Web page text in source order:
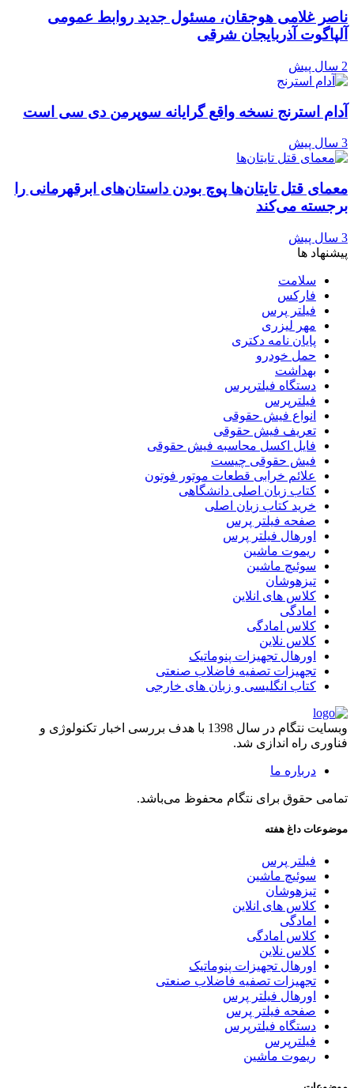
ناصر غلامی هوجقان، مسئول جدید روابط عمومی
آلپاگوت آذربایجان شرقی
2 سال پیش
آدام استرنج نسخه واقع گرایانه سوپرمن دی سی است
3 سال پیش
معمای قتل تایتان‌ها پوچ بودن داستان‌های ابرقهرمانی را
برجسته می‌کند
3 سال پیش
پیشنهاد ها
سلامت
فارکس
فیلتر پرس
مهر لیزری
پایان نامه دکتری
حمل خودرو
بهداشت
دستگاه فیلترپرس
فیلترپرس
انواع فیش حقوقی
تعریف فیش حقوقی
فایل اکسل محاسبه فیش حقوقی
فیش حقوقی چیست
علائم خرابی قطعات موتور فوتون
کتاب زبان اصلی دانشگاهی
خرید کتاب زبان اصلی
صفحه فیلتر پرس
اورهال فیلتر پرس
ریموت ماشین
سوئیچ ماشین
تیزهوشان
کلاس های انلاین
امادگی
کلاس امادگی
کلاس نلاین
اورهال تجهیزات پنوماتیک
تجهیزات تصفیه فاضلاب صنعتی
کتاب انگلیسی و زبان های خارجی
وبسایت نتگام در سال 1398 با هدف بررسی اخبار تکنولوژی و
فناوری راه اندازی شد.
درباره ما
تمامی حقوق برای نتگام محفوظ می‌باشد.
موضوعات داغ هفته
فیلتر پرس
سوئیچ ماشین
تیزهوشان
کلاس های انلاین
امادگی
کلاس امادگی
کلاس نلاین
اورهال تجهیزات پنوماتیک
تجهیزات تصفیه فاضلاب صنعتی
اورهال فیلتر پرس
صفحه فیلتر پرس
دستگاه فیلترپرس
فیلترپرس
ریموت ماشین